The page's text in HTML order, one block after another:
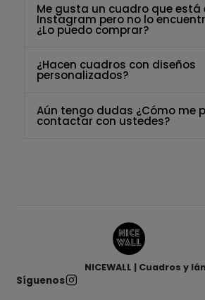
Me gusta un cuadro que está
Instagram pero no lo
¿Lo puedo comprar?
¿Hacen cuadros con diseños
personalizados?
Aún tengo dudas ¿Cómo me
contactar con ustedes?
NICEWALL | Cuadros y
Síguenos